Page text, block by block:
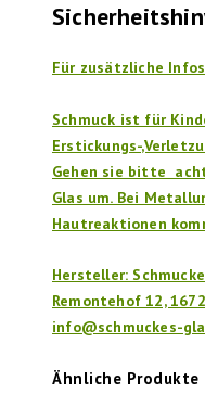
Für zusätzliche
Schmuck ist für
Erstickungs-
Gehen sie bitte
Glas um. Bei
Hautreaktionen
Hersteller:
Remontehof 12,
info@schmuckes-
Ähnliche Produkte